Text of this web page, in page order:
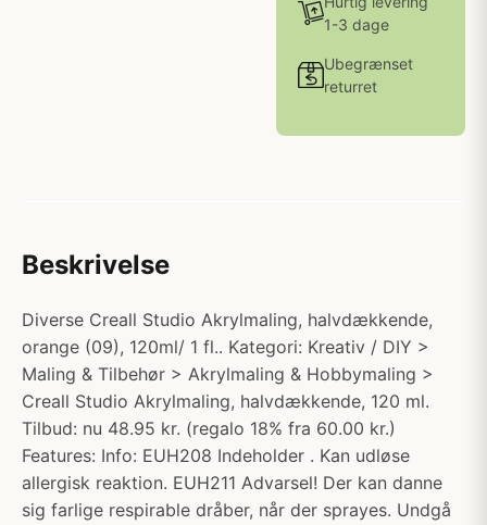
1-3 dage
Ubegrænset
returret
Beskrivelse
Diverse Creall Studio Akrylmaling, halvdækkende,
orange (09), 120ml/ 1 fl.. Kategori: Kreativ / DIY >
Maling & Tilbehør > Akrylmaling & Hobbymaling >
Creall Studio Akrylmaling, halvdækkende, 120 ml.
Tilbud: nu 48.95 kr. (regalo 18% fra 60.00 kr.)
Features: Info: EUH208 Indeholder . Kan udløse
allergisk reaktion. EUH211 Advarsel! Der kan danne
sig farlige respirable dråber, når der sprayes. Undgå